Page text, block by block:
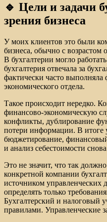
🔹 Цели и задачи
зрения бизнеса
У моих клиентов это были
бизнеса, обычно с возрастом
В бухгалтерии могло
бухгалтерия отвечала за
фактически часто
экономического отдела.
Такое происходит нередко.
финансово-экономическую
конфликты, дублирование
потери информации. В итоге
бюджетирование,
и анализ себестоимости
Это не значит, что так
конкретной компании
источником управленческих
определять только
Бухгалтерский и налоговый
правилами. Управленческие